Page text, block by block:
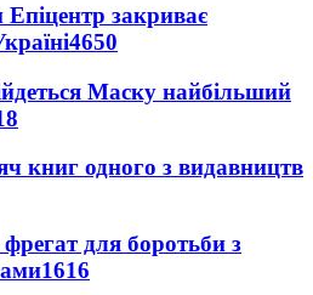
Епіцентр закриває
4650
Маску найбільший
книг одного з видавництв
для боротьби з
1616